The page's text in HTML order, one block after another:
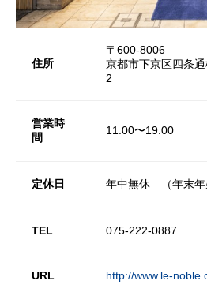
住所
〒600-8006
京都市下京区四条
2
営業時
間
11:00〜19:00
定休日 年中無休 （年末
TEL 075-222-0887
URL http://www.le-